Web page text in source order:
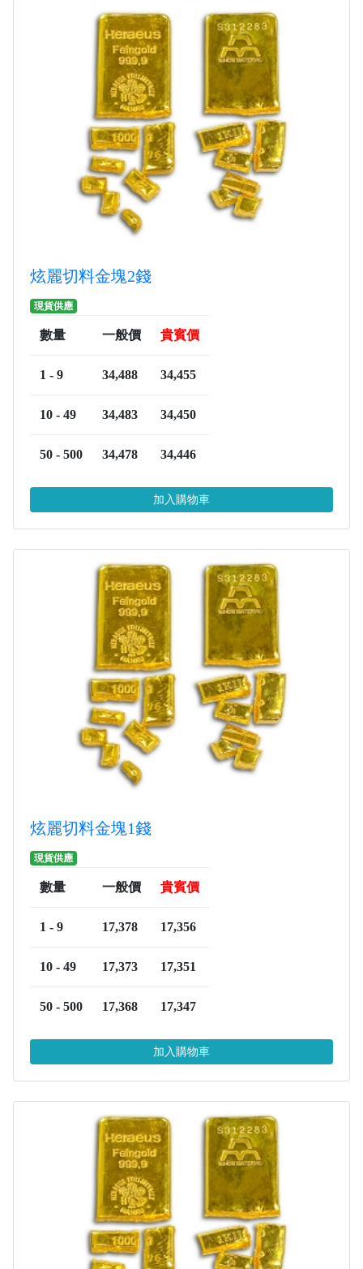
炫麗切料金塊2錢
現貨供應
數量 一般價 貴賓價
1 - 9 34,488 34,455
10 - 49 34,483 34,450
50 - 500 34,478 34,446
加入購物車
炫麗切料金塊1錢
現貨供應
數量 一般價 貴賓價
1 - 9 17,378 17,356
10 - 49 17,373 17,351
50 - 500 17,368 17,347
加入購物車